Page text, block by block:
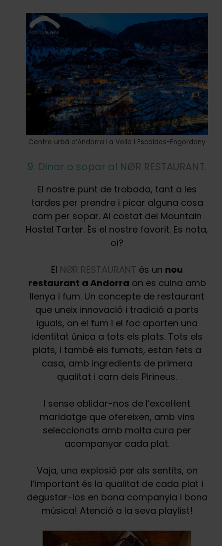
Centre urbà d’Andorra La Vella i Escaldes-Engordany
9. Dinar o sopar al NØR RESTAURANT.
El nostre punt de trobada, tant a les
tardes per prendre i picar alguna cosa
com per sopar. Al costat del Mountain
Hostel Tarter. És el nostre favorit. Es nota,
oi?
El NØR RESTAURANT és un nou
restaurant a Andorra on es cuina amb
llenya i fum. Un concepte de restaurant
que uneix innovació i tradició a parts
iguals, on el fum i el foc aporten una
identitat única a tots els plats. Tots els
plats, i també els fumats, estan fets a
casa, amb ingredients de primera
qualitat i carn dels Pirineus.
I sense oblidar-nos de l’excel·lent
maridatge que ofereixen, amb vins
seleccionats amb molta cura per
acompanyar cada plat.
Vaja, una explosió per als sentits, on
l’important és la qualitat de cada plat i
degustar-los en bona companyia i bona
música! Atenció a la seva playlist!